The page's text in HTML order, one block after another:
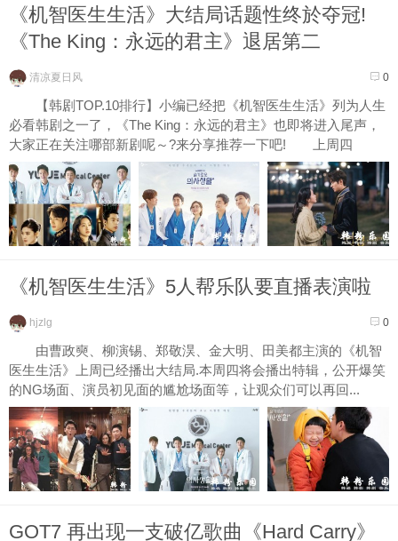
《机智医生生活》大结局话题性终於夺冠!
《The King：永远的君主》退居第二
0
清凉夏日风
【韩剧TOP.10排行】小编已经把《机智医生生活》列为人生
必看韩剧之一了，《The King：永远的君主》也即将进入尾声，
大家正在关注哪部新剧呢～?来分享推荐一下吧! 上周四
《机...
《机智医生生活》5人帮乐队要直播表演啦
0
hjzlg
由曹政奭、柳演锡、郑敬淏、金大明、田美都主演的《机智
医生生活》上周已经播出大结局.本周四将会播出特辑，公开爆笑
的NG场面、演员初见面的尴尬场面等，让观众们可以再回...
GOT7 再出现一支破亿歌曲《Hard Carry》